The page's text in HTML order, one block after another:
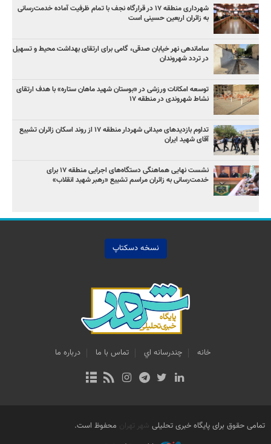
شهرداری منطقه ۱۷ در قرارگاه نجف با تمام ظرفیت آماده خدمت‌رسانی
به زائران اربعین حسینی است
ساماندهی نهر خیابان صدقی، گامی برای ارتقای بهداشت محیط و تسهیل
در تردد شهروندان
توسعه امکانات ورزشی در «بوستان شهید ماهان ستاره» با هدف ارتقای
نشاط شهروندی در منطقه ۱۷
تداوم بازدیدهای میدانی شهردار منطقه ۱۷ از روند اسکان زائران تشییع
آقای شهید ایران
نشست نهایی هماهنگی دستگاه‌های اجرایی منطقه ۱۷ برای
خدمت‌رسانی به زائران مراسم تشییع «رهبر شهید انقلاب»
نسخه دسکتاپ
خانه چندرسانه اي تماس با ما درباره ما
تمامی حقوق برای پایگاه خبری تحلیلی شهر تهران محفوظ است.